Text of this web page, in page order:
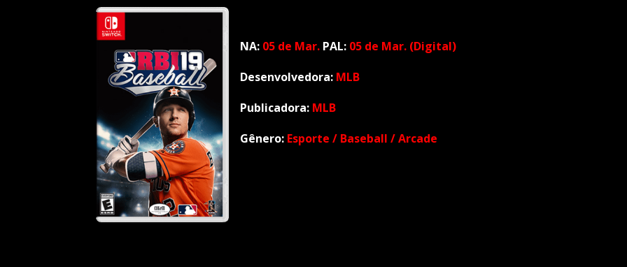
NA: 05 de Mar.PAL:05 de Mar. (Digital)
Desenvolvedora: MLB
Publicadora: MLB
Gênero: Esporte / Baseball / Arcade